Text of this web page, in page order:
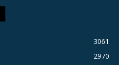
3061
2970